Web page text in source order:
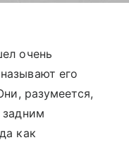
очень
его
разумеется,
как